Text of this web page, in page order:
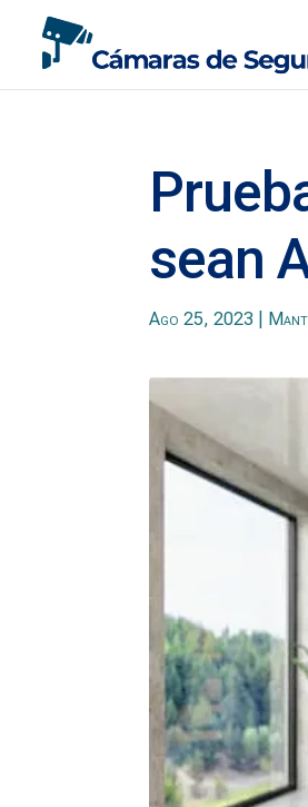
sean
Ago 25, 2023